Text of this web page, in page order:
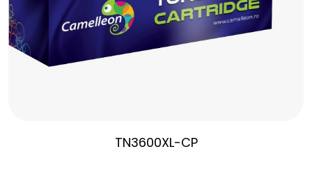
TN3600XL-CP